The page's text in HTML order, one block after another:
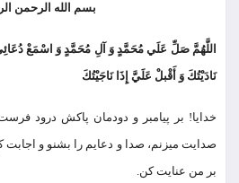
بسم الله الرحمن
اللَّهُمَّ صَلِّ عَلَي مُحَمَّدٍ وَ آلِ مُحَمَّدٍ وَ اسْمَعْ
نَادَيْتُكَ وَ أَقْبلْ عَلَيَّ إِذَا نَاجَيْتُكَ
خدايا! بر پيامبر و دودمان پاكش درود
صدايت مي‏زنم، صدا و دعايم را بشنو و اجابت
بر من عنايت كن.